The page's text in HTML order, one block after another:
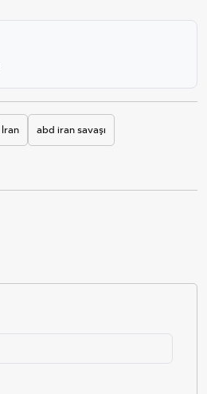
İran abd iran savaşı